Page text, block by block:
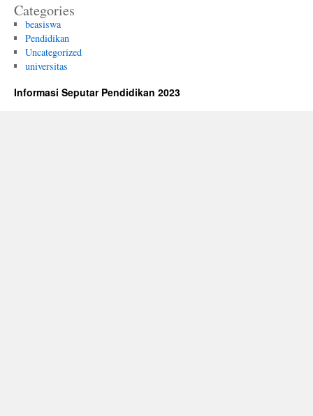
Categories
beasiswa
Pendidikan
Uncategorized
universitas
Informasi Seputar Pendidikan 2023